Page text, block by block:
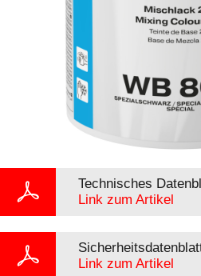
Technisches
Link zum Artikel
Link zum Artikel